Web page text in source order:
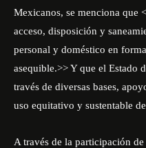
Mexicanos, se menciona que
acceso, disposición y
personal y doméstico en
asequible.>> Y que el Estado
través de diversas bases,
uso equitativo y sustentable
A través de la participación